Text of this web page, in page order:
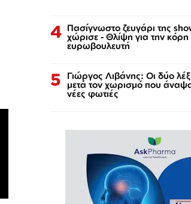
4 Πασίγνωστο ζευγάρι της
χώρισε - Θλίψη για την κόρη
ευρωβουλευτή
5 Γιώργος Λιβάνης: Οι δύο
μετά τον χωρισμό που
νέες φωτιές